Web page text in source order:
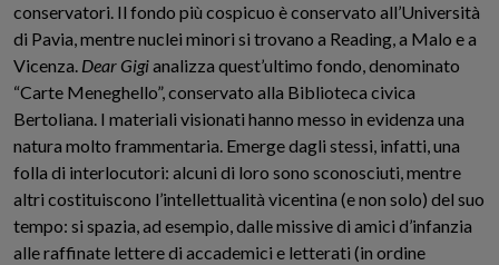
conservatori. Il fondo più cospicuo è conservato all’Università
di Pavia, mentre nuclei minori si trovano a Reading, a Malo e a
Vicenza. Dear Gigianalizza quest’ultimo fondo, denominato
“Carte Meneghello”, conservato alla Biblioteca civica
Bertoliana. I materiali visionati hanno messo in evidenza una
natura molto frammentaria. Emerge dagli stessi, infatti, una
folla di interlocutori: alcuni di loro sono sconosciuti, mentre
altri costituiscono l’intellettualità vicentina (e non solo) del suo
tempo: si spazia, ad esempio, dalle missive di amici d’infanzia
alle raffinate lettere di accademici e letterati (in ordine